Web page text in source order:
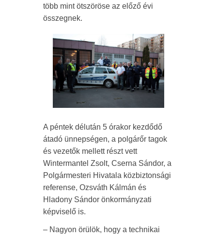
több mint ötszöröse az előző évi
összegnek.
A péntek délután 5 órakor kezdődő
átadó ünnepségen, a polgárőr tagok
és vezetők mellett részt vett
Wintermantel Zsolt, Cserna Sándor, a
Polgármesteri Hivatala közbiztonsági
referense, Ozsváth Kálmán és
Hladony Sándor önkormányzati
képviselő is.
– Nagyon örülök, hogy a technikai